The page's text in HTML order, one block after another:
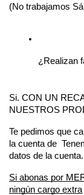
(No trabajamos
¿Realizan
Si. CON UN
NUESTROS
Te pedimos que
la cuenta de
datos de la cuenta.
Si abonas por
ningún cargo extra